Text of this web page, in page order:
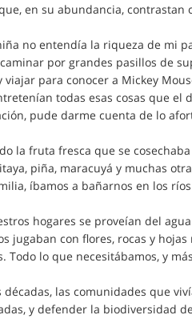
en su abundancia,
no entendía la riqueza de mi
por grandes pasillos de
viajar para conocer a Mickey
todas esas cosas que el
pude darme cuenta de lo
la fruta fresca que se
piña, maracuyá y muchas
íbamos a bañarnos en los
hogares se proveían del
jugaban con flores, rocas y
Todo lo que necesitábamos, y
décadas, las comunidades que
y defender la biodiversidad